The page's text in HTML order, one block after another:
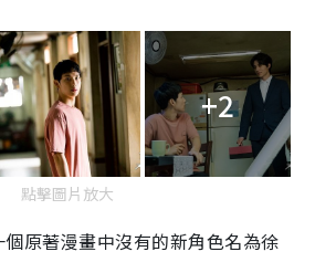
+2
點擊圖片放大
原著漫畫中沒有的新角色名為徐